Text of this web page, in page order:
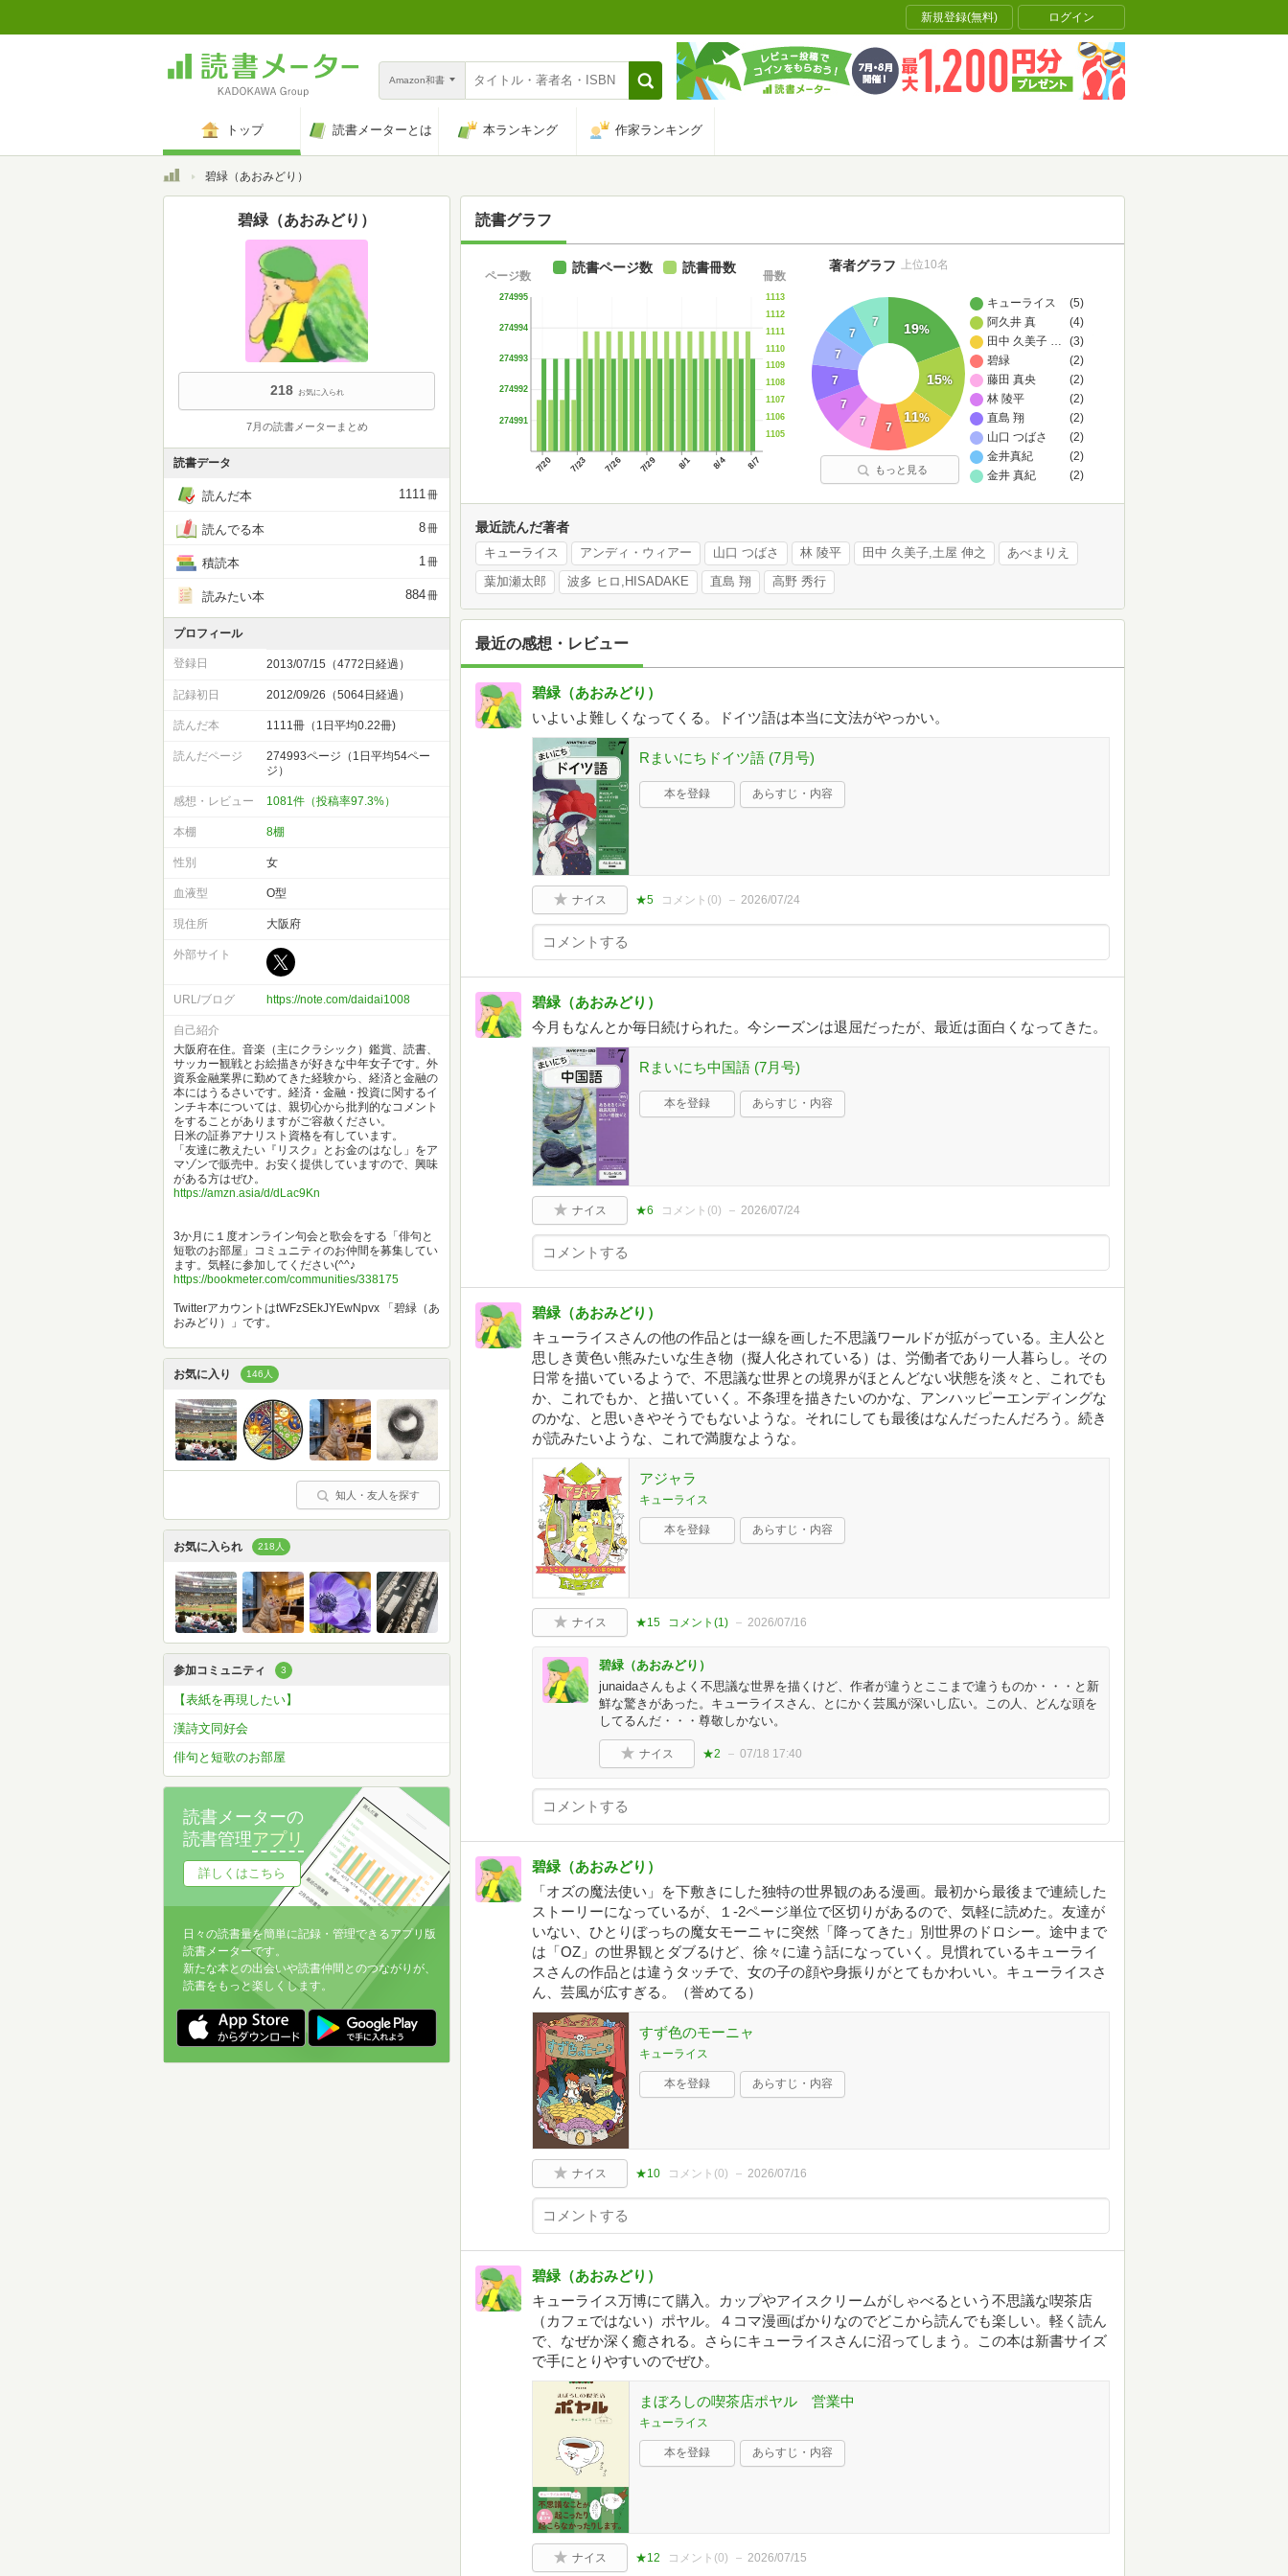
新規登録(無料) ログイン
Amazon和書
トップ 読書メーターとは 本ランキング 作家ランキング
トップ碧緑（あおみどり）
読書グラフ
7/20 7/23 7/26 7/29 8/1 8/4 8/7
274991
274992
274993
274994
274995
ページ数
1105
1106
1107
1108
1109
1110
1111
1112
1113
冊数
読書ページ数 読書冊数
キューライス
(5)
阿久井 真
(4)
田中 久美子,土屋 伸之
(3)
…
碧緑
(2)
藤田 真央
(2)
林 陵平
(2)
直島 翔
(2)
山口 つばさ
(2)
金井真紀
(2)
金井 真紀
(2)
19%
15%
11%
7
7
7
7
7
7
7
著者グラフ 上位10名
もっと見る
最近読んだ著者
キューライス アンディ・ウィアー 山口 つばさ 林 陵平 田中 久美子,土屋 伸之 あべまりえ
葉加瀬太郎 波多 ヒロ,HISADAKE 直島 翔 高野 秀行
最近の感想・レビュー
碧緑（あおみどり）
いよいよ難しくなってくる。ドイツ語は本当に文法がやっかい。
Rまいにちドイツ語 (7月号)
本を登録 あらすじ・内容
ナイス ★5 コメント(0) 2026/07/24
碧緑（あおみどり）
今月もなんとか毎日続けられた。今シーズンは退屈だったが、最近は面白くなってきた。
Rまいにち中国語 (7月号)
本を登録 あらすじ・内容
ナイス ★6 コメント(0) 2026/07/24
碧緑（あおみどり）
キューライスさんの他の作品とは一線を画した不思議ワールドが拡がっている。主人公と
思しき黄色い熊みたいな生き物（擬人化されている）は、労働者であり一人暮らし。その
日常を描いているようで、不思議な世界との境界がほとんどない状態を淡々と、これでも
か、これでもか、と描いていく。不条理を描きたいのかな、アンハッピーエンディングな
のかな、と思いきやそうでもないような。それにしても最後はなんだったんだろう。続き
が読みたいような、これで満腹なような。
アジャラ
キューライス
本を登録 あらすじ・内容
ナイス ★15 コメント(1) 2026/07/16
碧緑（あおみどり）
junaidaさんもよく不思議な世界を描くけど、作者が違うとここまで違うものか・・・と新
鮮な驚きがあった。キューライスさん、とにかく芸風が深いし広い。この人、どんな頭を
してるんだ・・・尊敬しかない。
ナイス ★2 07/18 17:40
碧緑（あおみどり）
「オズの魔法使い」を下敷きにした独特の世界観のある漫画。最初から最後まで連続した
ストーリーになっているが、１-2ページ単位で区切りがあるので、気軽に読めた。友達が
いない、ひとりぼっちの魔女モーニャに突然「降ってきた」別世界のドロシー。途中まで
は「OZ」の世界観とダブるけど、徐々に違う話になっていく。見慣れているキューライ
スさんの作品とは違うタッチで、女の子の顔や身振りがとてもかわいい。キューライスさ
ん、芸風が広すぎる。（誉めてる）
すず色のモーニャ
キューライス
本を登録 あらすじ・内容
ナイス ★10 コメント(0) 2026/07/16
碧緑（あおみどり）
キューライス万博にて購入。カップやアイスクリームがしゃべるという不思議な喫茶店
（カフェではない）ポヤル。４コマ漫画ばかりなのでどこから読んでも楽しい。軽く読ん
で、なぜか深く癒される。さらにキューライスさんに沼ってしまう。この本は新書サイズ
で手にとりやすいのでぜひ。
まぼろしの喫茶店ポヤル 営業中
キューライス
本を登録 あらすじ・内容
ナイス ★12 コメント(0) 2026/07/15
碧緑（あおみどり）
218 お気に入られ
7月の読書メーターまとめ
読書データ
読んだ本 1111冊
読んでる本 8冊
積読本 1冊
読みたい本 884冊
プロフィール
登録日 2013/07/15（4772日経過）
記録初日 2012/09/26（5064日経過）
読んだ本 1111冊（1日平均0.22冊)
読んだページ
274993ページ（1日平均54ペー
ジ）
感想・レビュー 1081件（投稿率97.3%）
本棚 8棚
性別 女
血液型 O型
現住所 大阪府
外部サイト
URL/ブログ https://note.com/daidai1008
自己紹介
大阪府在住。音楽（主にクラシック）鑑賞、読書、
サッカー観戦とお絵描きが好きな中年女子です。外
資系金融業界に勤めてきた経験から、経済と金融の
本にはうるさいです。経済・金融・投資に関するイ
ンチキ本については、親切心から批判的なコメント
をすることがありますがご容赦ください。
日米の証券アナリスト資格を有しています。
「友達に教えたい『リスク』とお金のはなし」をア
マゾンで販売中。お安く提供していますので、興味
がある方はぜひ。
https://amzn.asia/d/dLac9Kn
3か月に１度オンライン句会と歌会をする「俳句と
短歌のお部屋」コミュニティのお仲間を募集してい
ます。気軽に参加してください(^^♪
https://bookmeter.com/communities/338175
TwitterアカウントはtWFzSEkJYEwNpvx 「碧緑（あ
おみどり）」です。
お気に入り 146人
知人・友人を探す
お気に入られ 218人
参加コミュニティ 3
【表紙を再現したい】
漢詩文同好会
俳句と短歌のお部屋
読書メーターの
読書管理アプリ
詳しくはこちら
日々の読書量を簡単に記録・管理できるアプリ版
読書メーターです。
新たな本との出会いや読書仲間とのつながりが、
読書をもっと楽しくします。